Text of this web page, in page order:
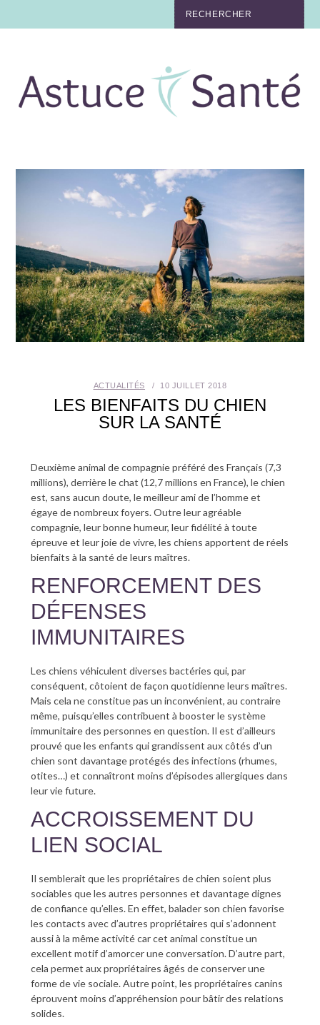
TABAC
NUTRITION
MÉDECINE DOUCE
BIEN-ÊTRE
SANTÉ BUCCO-DENTAIRE
ACTUALITÉS 10 JUILLET 2018
LES BIENFAITS DU CHIEN
SUR LA SANTÉ
Deuxième animal de compagnie préféré des Français (7,3
millions), derrière le chat (12,7 millions en France), le chien
est, sans aucun doute, le meilleur ami de l’homme et
égaye de nombreux foyers. Outre leur agréable
compagnie, leur bonne humeur, leur fidélité à toute
épreuve et leur joie de vivre, les chiens apportent de réels
bienfaits à la santé de leurs maîtres.
RENFORCEMENT DES
DÉFENSES
IMMUNITAIRES
Les chiens véhiculent diverses bactéries qui, par
conséquent, côtoient de façon quotidienne leurs maîtres.
Mais cela ne constitue pas un inconvénient, au contraire
même, puisqu’elles contribuent à booster le système
immunitaire des personnes en question. Il est d’ailleurs
prouvé que les enfants qui grandissent aux côtés d’un
chien sont davantage protégés des infections (rhumes,
otites…) et connaîtront moins d’épisodes allergiques dans
leur vie future.
ACCROISSEMENT DU
LIEN SOCIAL
Il semblerait que les propriétaires de chien soient plus
sociables que les autres personnes et davantage dignes
de confiance qu’elles. En effet, balader son chien favorise
les contacts avec d’autres propriétaires qui s’adonnent
aussi à la même activité car cet animal constitue un
excellent motif d’amorcer une conversation. D’autre part,
cela permet aux propriétaires âgés de conserver une
forme de vie sociale. Autre point, les propriétaires canins
éprouvent moins d’appréhension pour bâtir des relations
solides.